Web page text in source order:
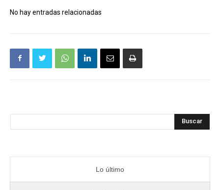
No hay entradas relacionadas
Buscar
Lo último